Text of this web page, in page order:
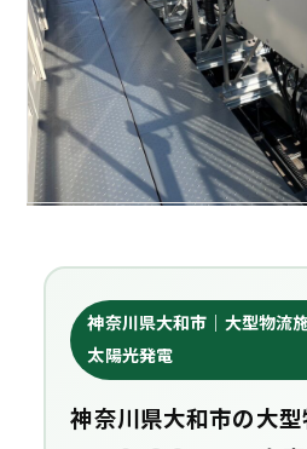
神奈川県大和市｜大型物流
太陽光発電
神奈川県大和市の大型